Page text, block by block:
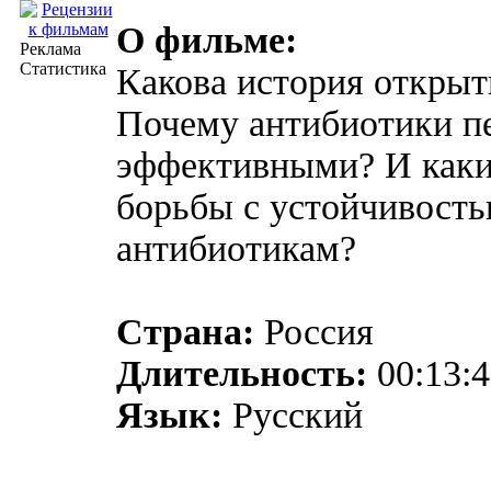
Реклама
Статистика
О фильме:
Какова история
Почему антибиотики
эффективными? И
борьбы с
антибиотикам?
Страна: Россия
Длительность:
Язык: Русский